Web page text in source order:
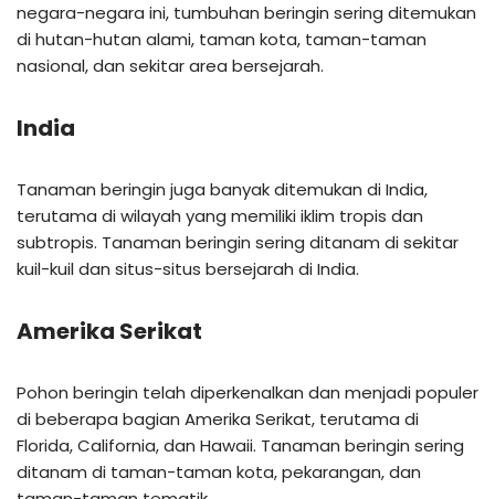
negara-negara ini, tumbuhan beringin sering ditemukan
di hutan-hutan alami, taman kota, taman-taman
nasional, dan sekitar area bersejarah.
India
Tanaman beringin juga banyak ditemukan di India,
terutama di wilayah yang memiliki iklim tropis dan
subtropis. Tanaman beringin sering ditanam di sekitar
kuil-kuil dan situs-situs bersejarah di India.
Amerika Serikat
Pohon beringin telah diperkenalkan dan menjadi populer
di beberapa bagian Amerika Serikat, terutama di
Florida, California, dan Hawaii. Tanaman beringin sering
ditanam di taman-taman kota, pekarangan, dan